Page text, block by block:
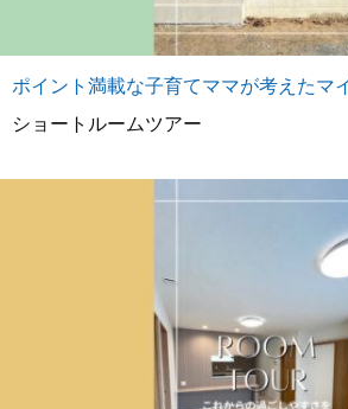
ポイント満載な子育てママが考えたマ
ショートルームツアー